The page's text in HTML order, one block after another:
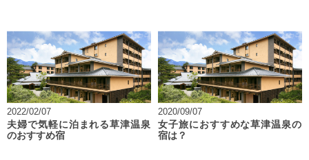
2022/02/07
夫婦で気軽に泊まれる草津温泉
のおすすめ宿
2020/09/07
女子旅におすすめな草津温泉の
宿は？